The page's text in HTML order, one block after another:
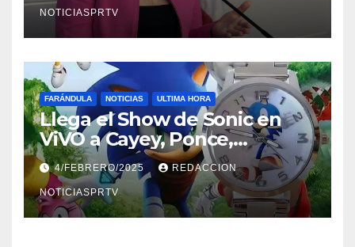
NOTICIASPRTV
FARÁNDULA NOTICIAS ULTIMA HORA
Llega el Show de Sonic en
ViVO a Cayey, Ponce,
Barceloneta y Humacao,
Relojes gratis para el que
compre ahora….
4/FEBRERO/2025 REDACCION
NOTICIASPRTV